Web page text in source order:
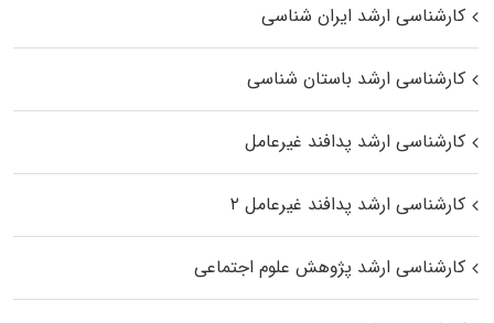
کارشناسی ارشد ایران شناسی
کارشناسی ارشد باستان شناسی
کارشناسی ارشد پدافند غیرعامل
کارشناسی ارشد پدافند غیرعامل ۲
کارشناسی ارشد پژوهش علوم اجتماعی